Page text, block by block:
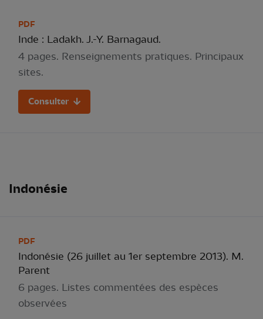
PDF
Inde : Ladakh. J.-Y. Barnagaud.
4 pages. Renseignements pratiques. Principaux
sites.
Consulter
Indonésie
PDF
Indonésie (26 juillet au 1er septembre 2013). M.
Parent
6 pages. Listes commentées des espèces
observées